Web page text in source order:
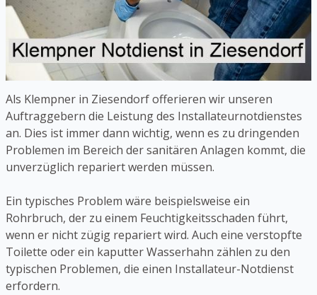
Als Klempner in Ziesendorf offerieren wir unseren
Auftraggebern die Leistung des Installateurnotdienstes
an. Dies ist immer dann wichtig, wenn es zu dringenden
Problemen im Bereich der sanitären Anlagen kommt, die
unverzüglich repariert werden müssen.
Ein typisches Problem wäre beispielsweise ein
Rohrbruch, der zu einem Feuchtigkeitsschaden führt,
wenn er nicht zügig repariert wird. Auch eine verstopfte
Toilette oder ein kaputter Wasserhahn zählen zu den
typischen Problemen, die einen Installateur-Notdienst
erfordern.